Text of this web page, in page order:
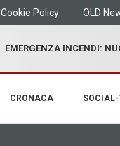
Cookie Policy OLD
EMERGENZA INCENDI:
CRONACA